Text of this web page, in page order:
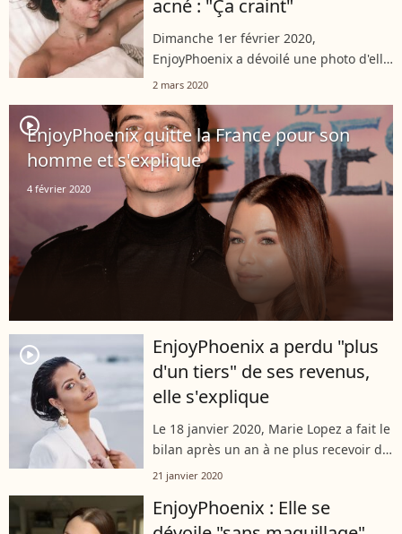
acné : "Ça craint"
Dimanche 1er février 2020,
EnjoyPhoenix a dévoilé une photo d'elle
au naturel, au réveil, où l'on peut
visage. La vidéaste de 24 ans s'efforce
de faire...
2 mars 2020
player2
EnjoyPhoenix quitte la France pour son
homme et s'explique
4 février 2020
player2
EnjoyPhoenix a perdu "plus
d'un tiers" de ses revenus,
elle s'explique
Le 18 janvier 2020, Marie Lopez a fait le
bilan après un an à ne plus recevoir de
colis intempestifs de la part de
et afin de lutter contre le...
21 janvier 2020
EnjoyPhoenix : Elle se